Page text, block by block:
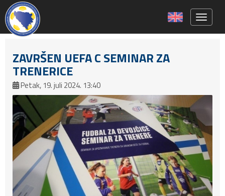
ZAVRŠEN UEFA C SEMINAR ZA
TRENERICE
Petak, 19. juli 2024. 13:40